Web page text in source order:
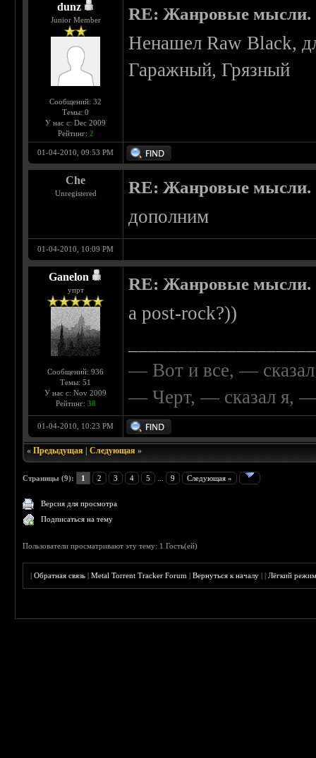
dunz
Junior Member
Сообщений: 32
Темы: 0
У нас с: Dec 2009
Рейтинг: 2
RE: Жанровые мысли.
Ненашел Raw Black,
Гаражный, Грязный
01-04-2010, 09:53 PM
Che
Unregistered RE: Жанровые мысли.
дополним
01-04-2010, 10:09 PM
Ganelon
упрт
Сообщений: 936
Темы: 51
У нас с: Nov 2009
Рейтинг: 38
RE: Жанровые мысли.
а post-rock?))
— Вот и все, —
— Черт, — сказал я, —
01-04-2010, 10:23 PM
«Предыдущая |Следующая »
Страницы (9): 1 2 3 4 5 9 Следующая »
Версия для просмотра
Подписаться на тему
Пользователи просматривают эту тему: 1 Гость(ей)
|Обратная связь |Metal Torrent Tracker Forum |Вернуться к началу ||Лёгкий